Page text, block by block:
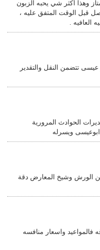
وهذا اكثر شي يحبه الزبون
قبل الوقت المتفق عليه ،
.
تتضمن النقل والتقدير
الحوادث المرورية
ويسرله
الورش وشيخ المعارض دقة
واسعار منافسه